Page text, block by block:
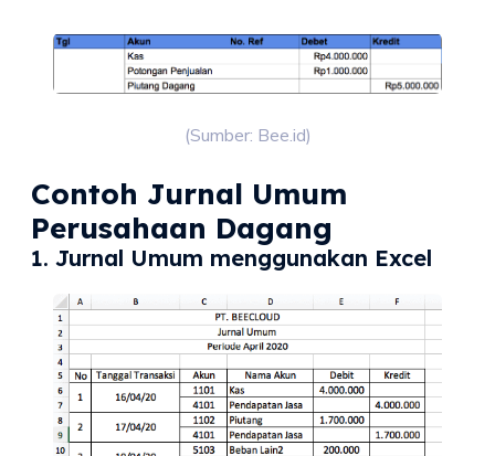
(Sumber: Bee.id)
Contoh Jurnal Umum
Perusahaan Dagang
1. Jurnal Umum menggunakan Excel